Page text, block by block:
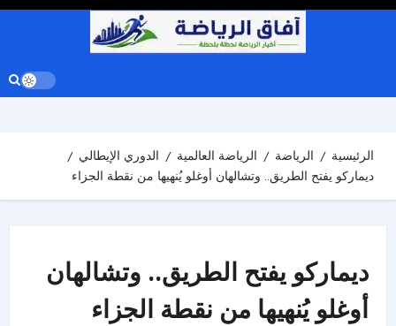
الرئيسية الرياضة الرياضة العالمية
الدوري الإيطالي
ديماركو يفتح الطريق.. وتشالهان أوغلو يُنهيها من نقطة الجزاء
ديماركو يفتح الطريق.. وتشالهان
أوغلو يُنهيها من نقطة الجزاء